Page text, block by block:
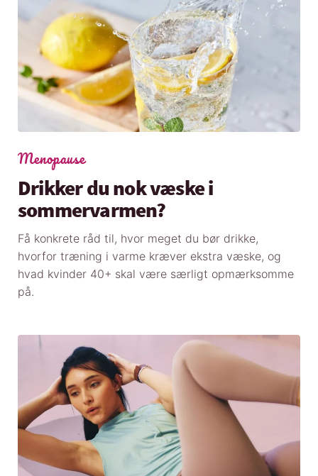
Menopause
Drikker du nok væske i
sommervarmen?
Få konkrete råd til, hvor meget du bør drikke,
hvorfor træning i varme kræver ekstra væske, og
hvad kvinder 40+ skal være særligt opmærksomme
på.